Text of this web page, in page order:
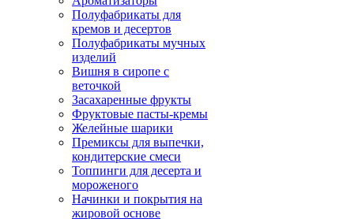
Полуфабрикаты для
кремов и десертов
Полуфабрикаты мучных
изделий
Вишня в сиропе с
веточкой
Засахаренные фрукты
Фруктовые пасты-кремы
Желейные шарики
Премиксы для выпечки,
кондитерские смеси
Топпинги для десерта и
мороженого
Начинки и покрытия на
жировой основе